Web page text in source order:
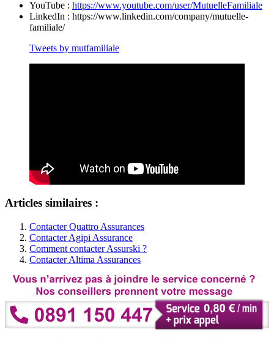
YouTube : https://www.youtube.com/user/MutuelleFamiliale
LinkedIn : https://www.linkedin.com/company/mutuelle-
familiale/
Tweets by mutfamiliale
Articles similaires :
Contacter Quattro Assurances
Contacter Agipi Assurance
Comment contacter Assurski ?
Contacter Altima Assurances